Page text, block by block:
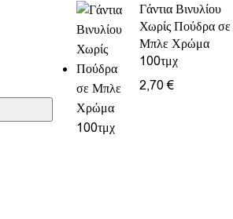
Γάντια Βινυλίου
Χωρίς Πούδρα σε
Μπλε Χρώμα
100τμχ
2,70€